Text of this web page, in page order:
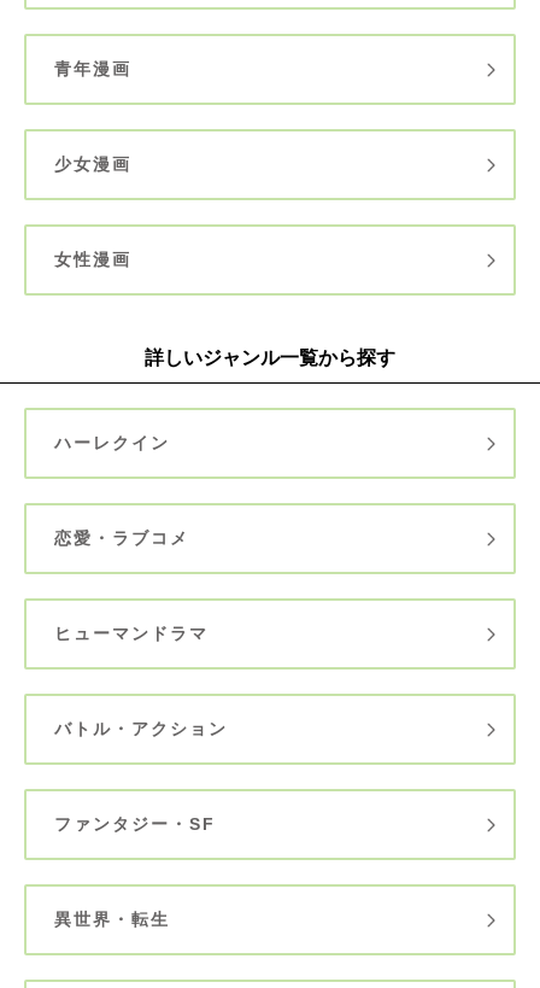
青年漫画
少女漫画
女性漫画
詳しいジャンル一覧から探す
ハーレクイン
恋愛・ラブコメ
ヒューマンドラマ
バトル・アクション
ファンタジー・SF
異世界・転生